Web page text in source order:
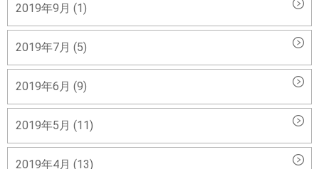
2019年9月 (1)
2019年7月 (5)
2019年6月 (9)
2019年5月 (11)
2019年4月 (13)